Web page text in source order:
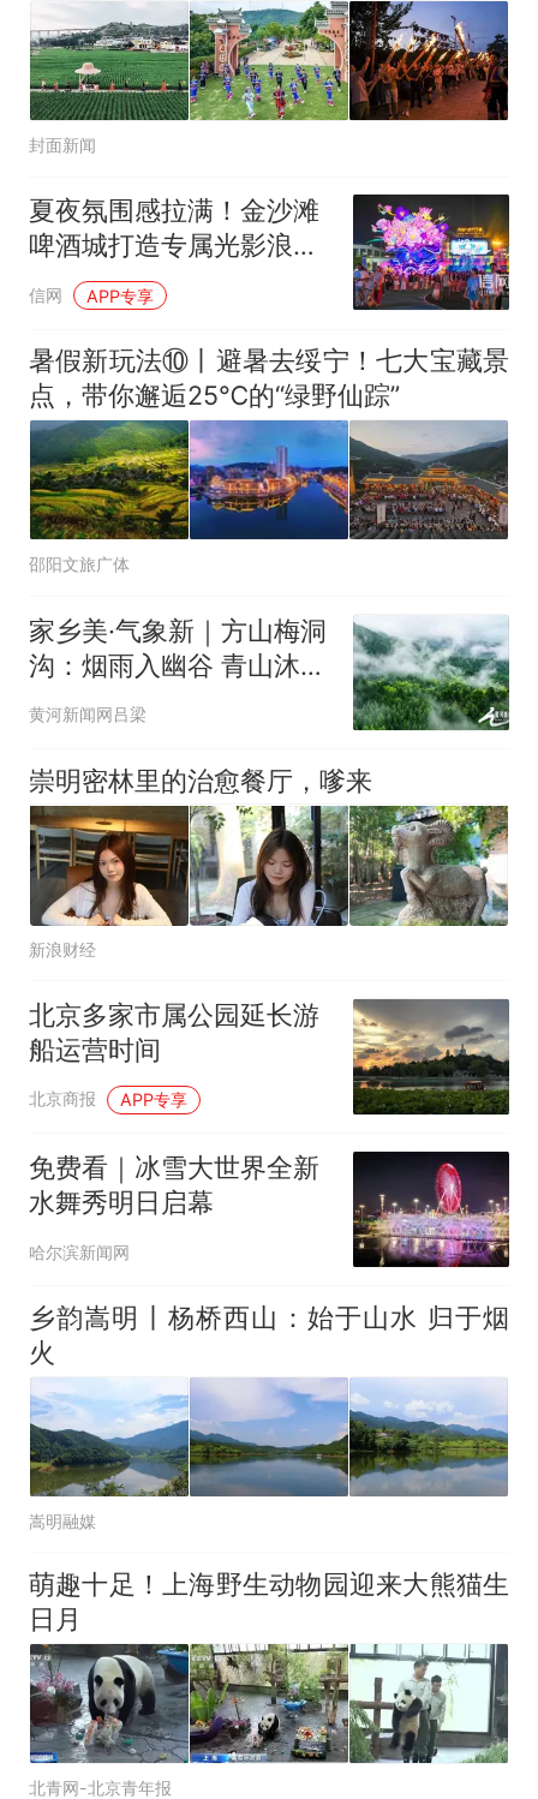
封面新闻
夏夜氛围感拉满！金沙滩
啤酒城打造专属光影浪漫
景观
信网 APP专享
暑假新玩法⑩丨避暑去绥宁！七大宝藏景
点，带你邂逅25℃的“绿野仙踪”
邵阳文旅广体
家乡美·气象新｜方山梅洞
沟：烟雨入幽谷 青山沐微
雨
黄河新闻网吕梁
崇明密林里的治愈餐厅，嗲来
新浪财经
北京多家市属公园延长游
船运营时间
北京商报 APP专享
免费看｜冰雪大世界全新
水舞秀明日启幕
哈尔滨新闻网
乡韵嵩明丨杨桥西山：始于山水 归于烟
火
嵩明融媒
萌趣十足！上海野生动物园迎来大熊猫生
日月
北青网-北京青年报